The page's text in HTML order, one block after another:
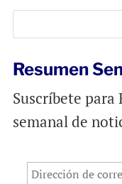
k
p
Resumen
Suscríbete para
semanal de